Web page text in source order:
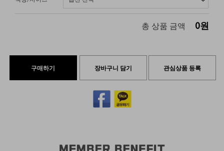
총 상품 금액 0원
구매하기 장바구니 담기 관심상품 등록